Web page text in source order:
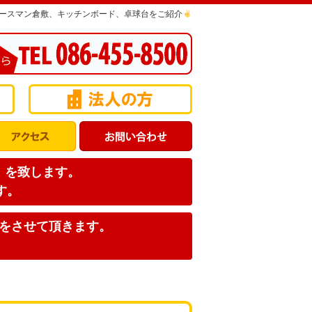
スマン倉敷、キッチンボード、卓球台をご紹介
致します。
させて頂きます。